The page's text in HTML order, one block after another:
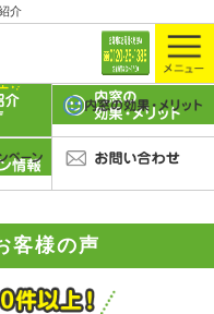
介
客様の声